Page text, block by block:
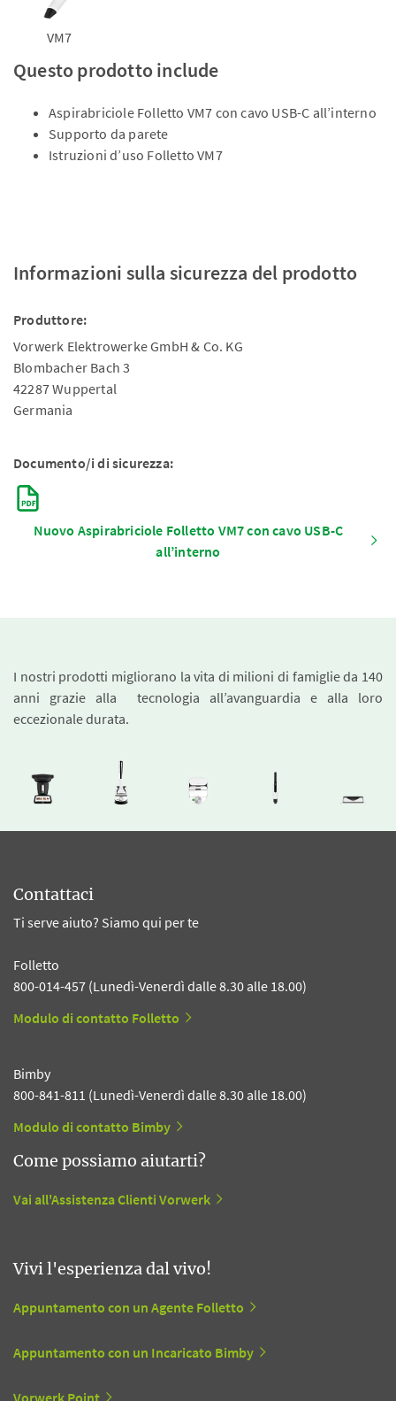
VM7
Questo prodotto include
Aspirabriciole Folletto VM7 con cavo USB-C all’interno
Supporto da parete
Istruzioni d’uso Folletto VM7
Informazioni sulla sicurezza del prodotto
Produttore:
Vorwerk Elektrowerke GmbH & Co. KG
Blombacher Bach 3
42287 Wuppertal
Germania
Documento/i di sicurezza:
Nuovo Aspirabriciole Folletto VM7 con cavo USB-C
all’interno
I nostri prodotti migliorano la vita di milioni di famiglie da 140
anni grazie alla tecnologia all’avanguardia e alla loro
eccezionale durata.
Contattaci
Ti serve aiuto? Siamo qui per te
Folletto
800-014-457 (Lunedì-Venerdì dalle 8.30 alle 18.00)
Modulo di contatto Folletto
Bimby
800-841-811 (Lunedì-Venerdì dalle 8.30 alle 18.00)
Modulo di contatto Bimby
Come possiamo aiutarti?
Vai all'Assistenza Clienti Vorwerk
Vivi l'esperienza dal vivo!
Appuntamento con un Agente Folletto
Appuntamento con un Incaricato Bimby
Vorwerk Point